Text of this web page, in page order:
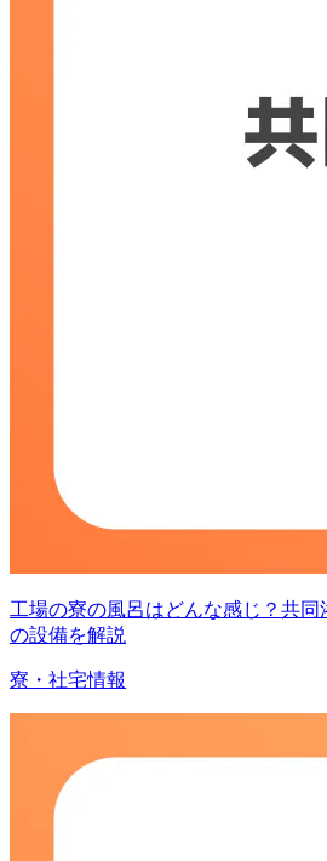
工場の寮の風呂はどんな感じ？共同
の設備を解説
寮・社宅情報